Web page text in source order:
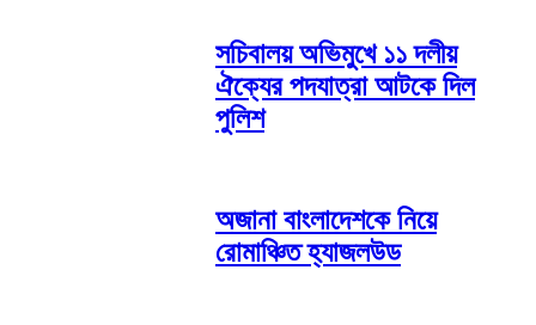
সচিবালয় অভিমুখে ১১ দলীয়
ঐক্যের পদযাত্রা আটকে দিল
পুলিশ
অজানা বাংলাদেশকে নিয়ে
রোমাঞ্চিত হ্যাজলউড